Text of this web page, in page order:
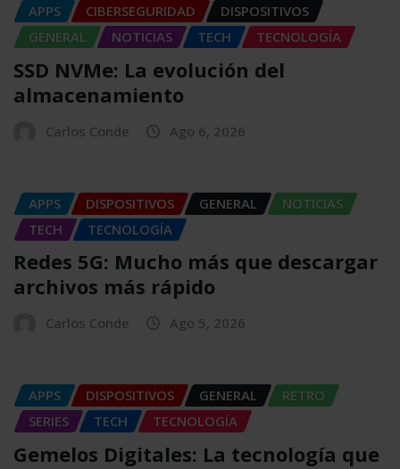
APPS CIBERSEGURIDAD
DISPOSITIVOS
GENERAL
NOTICIAS TECH TECNOLOGÍA
SSD NVMe: La evolución del
almacenamiento
Carlos Conde Ago 6, 2026
APPS DISPOSITIVOS GENERAL
NOTICIAS
TECH
TECNOLOGÍA
Redes 5G: Mucho más que descargar
archivos más rápido
Carlos Conde Ago 5, 2026
APPS DISPOSITIVOS GENERAL
RETRO
SERIES
TECH TECNOLOGÍA
Gemelos Digitales: La tecnología que